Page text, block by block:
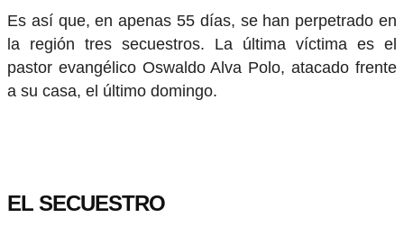
Es así que, en apenas 55 días, se han perpetrado en
la región tres secuestros. La última víctima es el
pastor evangélico Oswaldo Alva Polo, atacado frente
a su casa, el último domingo.
EL SECUESTRO